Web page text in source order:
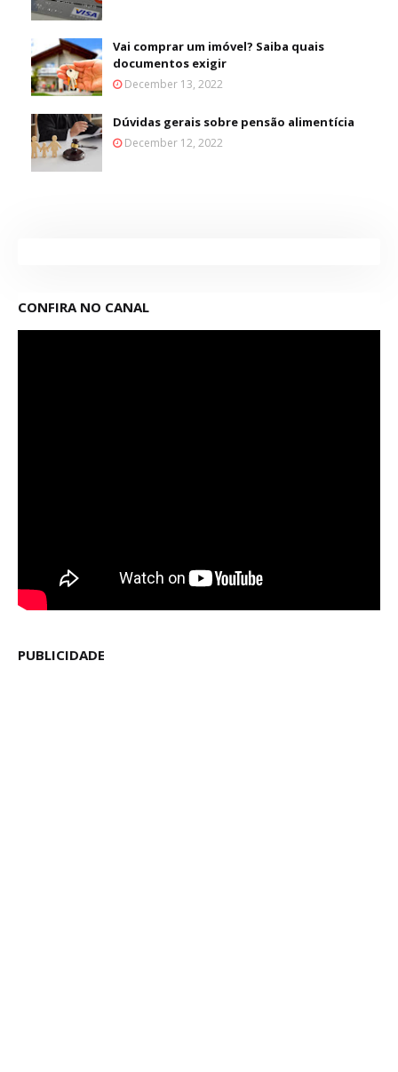
Vai comprar um imóvel? Saiba quais
documentos exigir
December 13, 2022
Dúvidas gerais sobre pensão alimentícia
December 12, 2022
CONFIRA NO CANAL
PUBLICIDADE